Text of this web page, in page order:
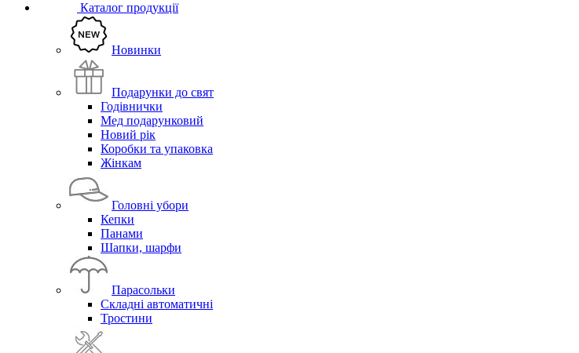
Каталог продукції
Новинки
Подарунки до свят
Годівнички
Мед подарунковий
Новий рік
Коробки та упаковка
Жінкам
Головні убори
Кепки
Панами
Шапки, шарфи
Парасольки
Складні автоматичні
Тростини